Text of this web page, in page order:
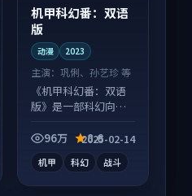
机甲科幻番：双语
版
动漫 2023
主演：巩俐、孙艺珍 等
《机甲科幻番：双语
版》是一部科幻向动
为内核，情感戏份扎
96万 8.6
2025-02-14
机甲 科幻 战斗